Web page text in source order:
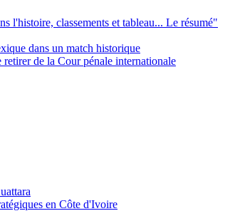
l'histoire, classements et tableau... Le résumé"
dans un match historique
de la Cour pénale internationale
en Côte d'Ivoire